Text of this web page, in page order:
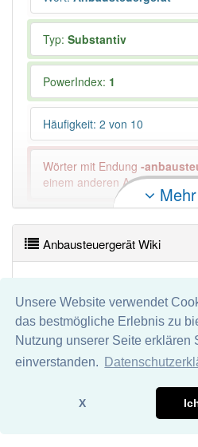
Unsere Website verwendet
das bestmögliche Erlebnis zu
Nutzung unserer Seite erklären
einverstanden.
X
Typ: Substantiv
PowerIndex: 1
Häufigkeit: 2 von 10
Wörter mit Endung -
einem anderen Artikel: -1
89% unserer Spielapp-Nutzer
korrekt erraten.
Mehr
Anbausteuergerät Wiki
Wir übernehmen keine Garantie
Richtigkeit und Vollständigkeit